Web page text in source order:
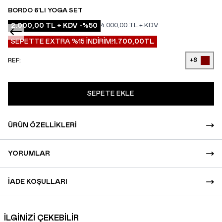
BORDO 6'LI YOGA SET
2.000,00 TL + KDV -%50 4.000,00TL + KDV
SEPETTE EXTRA %15 İNDİRİM!1.700,00TL
REF: +8
SEPETE EKLE
ÜRÜN ÖZELLIKLERI
YORUMLAR
İADE KOŞULLARI
İLGİNİZİ ÇEKEBİLİR